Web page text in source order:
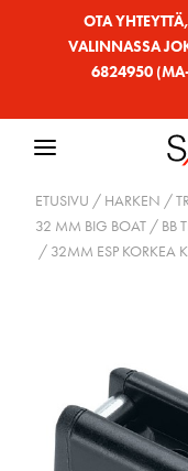
OTA
VALINNASSA
6824950
ETUSIVU / HARKEN /
32 MM BIG BOAT / BB
/ 32MM ESP KORKEA